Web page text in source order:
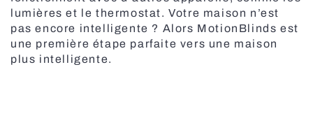
lumières et le thermostat. Votre maison n’est
pas encore intelligente ? Alors MotionBlinds est
une première étape parfaite vers une maison
plus intelligente.